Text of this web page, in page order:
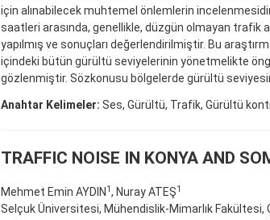
için alınabilecek muhtemel önlemlerin
saatleri arasında, genellikle, düzgün olmayan trafik
yapılmış ve sonuçları değerlendirilmiştir. Bu
içindeki bütün gürültü seviyelerinin yönetmelikte
gözlenmiştir. Sözkonusu bölgelerde gürültü
Anahtar Kelimeler: Ses, Gürültü, Trafik, Gürültü
TRAFFIC NOISE IN KONYA AND
Mehmet Emin AYDIN 1, Nuray ATEŞ1
Selçuk Üniversitesi, Mühendislik-Mimarlık Fakültesi,